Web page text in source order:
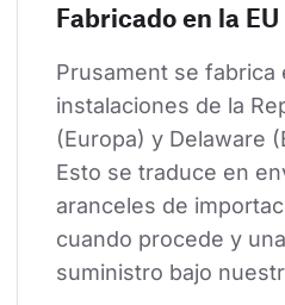
Fabricado en la EU
Prusament se fabrica
instalaciones de la
(Europa) y Delaware
Esto se traduce en
aranceles de
cuando procede y
suministro bajo